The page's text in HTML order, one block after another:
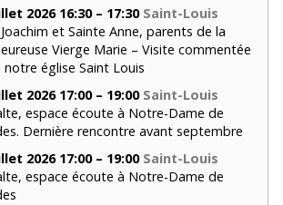
2026 16:30 – 17:30 Saint-Louis
et Sainte Anne, parents de la
Vierge Marie – Visite commentée
église Saint Louis
2026 17:00 – 19:00 Saint-Louis
espace écoute à Notre-Dame de
Dernière rencontre avant septembre
2026 17:00 – 19:00 Saint-Louis
espace écoute à Notre-Dame de